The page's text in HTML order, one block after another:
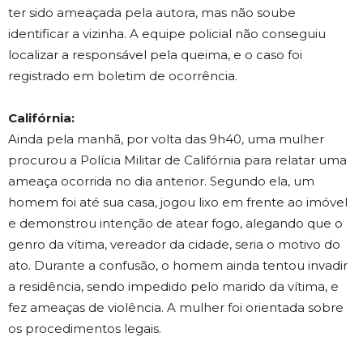
ter sido ameaçada pela autora, mas não soube
identificar a vizinha. A equipe policial não conseguiu
localizar a responsável pela queima, e o caso foi
registrado em boletim de ocorrência.
Califórnia:
Ainda pela manhã, por volta das 9h40, uma mulher
procurou a Polícia Militar de Califórnia para relatar uma
ameaça ocorrida no dia anterior. Segundo ela, um
homem foi até sua casa, jogou lixo em frente ao imóvel
e demonstrou intenção de atear fogo, alegando que o
genro da vítima, vereador da cidade, seria o motivo do
ato. Durante a confusão, o homem ainda tentou invadir
a residência, sendo impedido pelo marido da vítima, e
fez ameaças de violência. A mulher foi orientada sobre
os procedimentos legais.